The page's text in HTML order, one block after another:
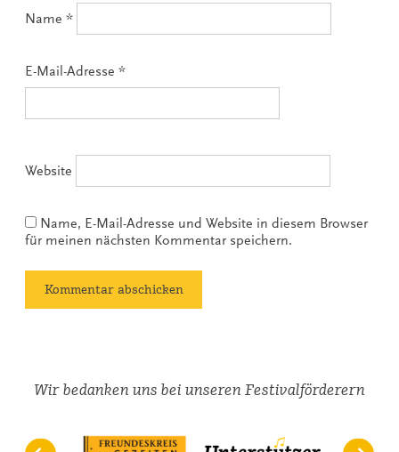
Name *
E-Mail-Adresse *
Website
Name, E-Mail-Adresse und Website in diesem Browser
für meinen nächsten Kommentar speichern.
Wir bedanken uns bei unseren Festivalförderern